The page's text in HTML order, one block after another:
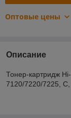
Оптовые цены
Описание
Тонер-картридж
7120/7220/7225, C,